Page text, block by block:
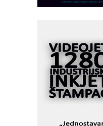
KIP KOP –
savremene
objekte
Alba d.o.o. –
metrologiji i
rešenjima